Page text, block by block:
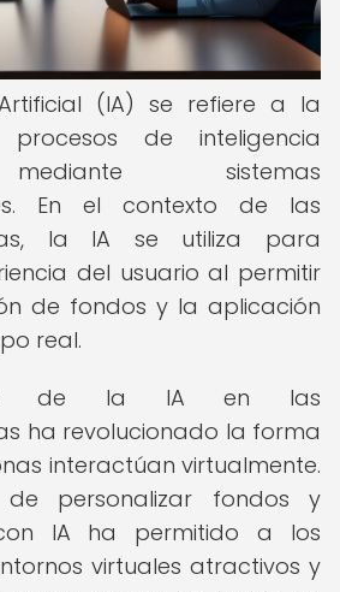
(IA) se refiere a la
de inteligencia
sistemas
En el contexto de las
la IA se utiliza para
del usuario al permitir
de fondos y la aplicación
real.
de la IA en las
ha revolucionado la forma
interactúan virtualmente.
personalizar fondos y
IA ha permitido a los
virtuales atractivos y